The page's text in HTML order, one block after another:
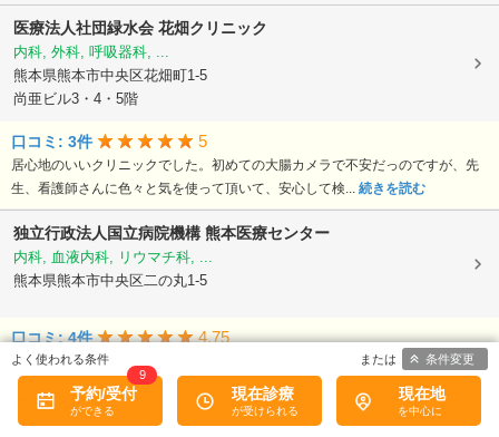
医療法人社団緑水会 花畑クリニック
内科, 外科, 呼吸器科, ...
熊本県熊本市中央区花畑町1-5
尚亜ビル3・4・5階
口コミ: 3件 5
居心地のいいクリニックでした。初めての大腸カメラで不安だっのですが、先
生、看護師さんに色々と気を使って頂いて、安心して検... 続きを読む
独立行政法人国立病院機構熊本医療センター
内科, 血液内科, リウマチ科, ...
熊本県熊本市中央区二の丸1-5
口コミ: 4件 4.75
医師、看護師の対応が良い。 担当医でなくても配慮が整っていた 続きを読む
熊本大学病院
内科, 精神科, 脳神経内科, ...
予約/受付
9
現在診療 現在地
条件変更